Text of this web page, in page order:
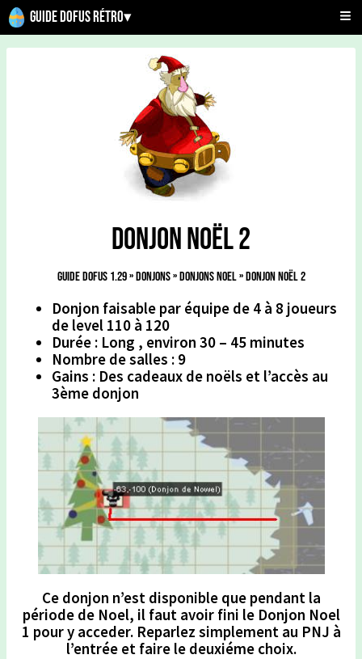
Guide Dofus Rétro▾
Donjon noël 2
Guide Dofus 1.29»Donjons»Donjons Noel»Donjon noël 2
Donjon faisable par équipe de 4 à 8 joueurs
de level 110 à 120
Durée : Long , environ 30 – 45 minutes
Nombre de salles : 9
Gains : Des cadeaux de noëls et l’accès au
3ème donjon
Ce donjon n’est disponible que pendant la
période de Noel, il faut avoir fini le Donjon Noel
1 pour y acceder. Reparlez simplement au PNJ à
l’entrée et faire le deuxiéme choix.